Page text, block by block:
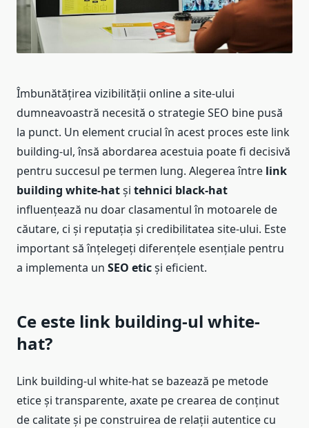
Îmbunătățirea vizibilității online a site-ului
dumneavoastră necesită o strategie SEO bine pusă
la punct. Un element crucial în acest proces este link
building-ul, însă abordarea acestuia poate fi decisivă
pentru succesul pe termen lung. Alegerea între link
building white-hatși tehnici black-hat
influențează nu doar clasamentul în motoarele de
căutare, ci și reputația și credibilitatea site-ului. Este
important să înțelegeți diferențele esențiale pentru
a implementa un SEO eticși eficient.
Ce este link building-ul white-
hat?
Link building-ul white-hat se bazează pe metode
etice și transparente, axate pe crearea de conținut
de calitate și pe construirea de relații autentice cu